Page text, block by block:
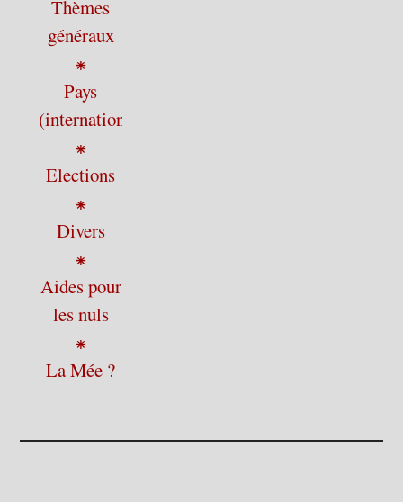
Thèmes
généraux
⁕
Pays
(international)
⁕
Elections
⁕
Divers
⁕
Aides pour
les nuls
⁕
La Mée ?